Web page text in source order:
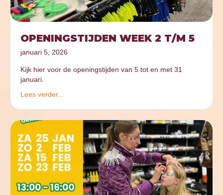
OPENINGSTIJDEN WEEK 2 T/M 5
januari 5, 2026
Kijk hier voor de openingstijden van 5 tot en met 31
januari.
Lees verder...